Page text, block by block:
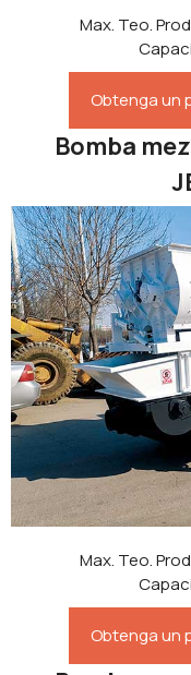
Max. Teo.
Obtenga un
Bomba
Max. Teo.
Obtenga un